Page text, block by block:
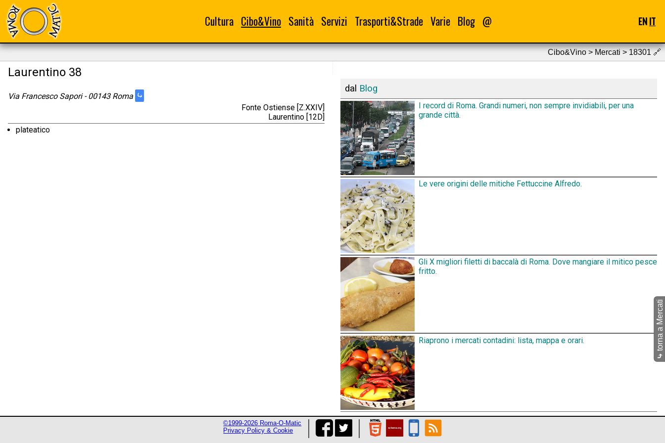
Cultura Cibo&Vino Sanità Servizi Trasporti&Strade Varie Blog @ ENIT
Cibo&Vino > Mercati > 18301 🔗
Laurentino 38
Via Francesco Sapori - 00143 Roma ⤷
Fonte Ostiense [Z.XXIV]
Laurentino [12D]
plateatico
dal Blog
I record di Roma. Grandi numeri, non sempre invidiabili, per una
grande città.
Le vere origini delle mitiche Fettuccine Alfredo.
Gli X migliori filetti di baccalà di Roma. Dove mangiare il mitico pesce
fritto.
Riaprono i mercati contadini: lista, mappa e orari.
⤷
torna a Mercati
©1999-2026 Roma-O-Matic
Privacy Policy & Cookie